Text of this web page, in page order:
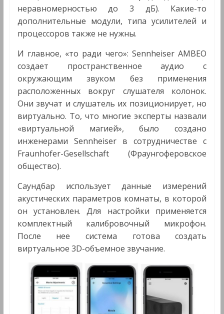
неравномерностью до 3 дБ). Какие-то
дополнительные модули, типа усилителей и
процессоров также не нужны.
И главное, «то ради чего»: Sennheiser AMBEO
создает пространственное аудио с
окружающим звуком без применения
расположенных вокруг слушателя колонок.
Они звучат и слушатель их позиционирует, но
виртуально. То, что многие эксперты назвали
«виртуальной магией», было создано
инженерами Sennheiser в сотрудничестве с
Fraunhofer-Gesellschaft (Фраунгоферовское
общество).
Саундбар использует данные измерений
акустических параметров комнаты, в которой
он установлен. Для настройки применяется
комплектный калибровочный микрофон.
После нее система готова создать
виртуальное 3D-объемное звучание.